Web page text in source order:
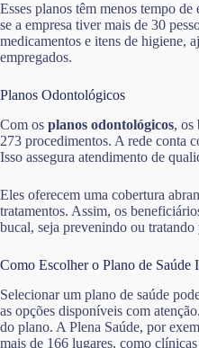
Esses planos têm menos tempo de
se a empresa tiver mais de 30
medicamentos e itens de higiene,
empregados.
Planos Odontológicos
Com os planos odontológicos, os
273 procedimentos. A rede conta
Isso assegura atendimento de
Eles oferecem uma cobertura
tratamentos. Assim, os
bucal, seja prevenindo ou tratando
Como Escolher o Plano de Saúde
Selecionar um plano de saúde
as opções disponíveis com
do plano. A Plena Saúde, por
mais de 166 lugares, como